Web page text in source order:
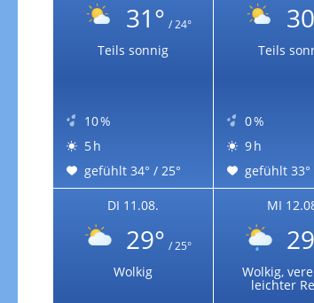
31° / 24°
Teils sonnig
10 %
5 h
gefühlt 34° / 25°
Teils
0 %
9 h
gefühlt 33°
DI 11.08.
29° / 25°
Wolkig
MI
Wolkig,
leichter
Zur